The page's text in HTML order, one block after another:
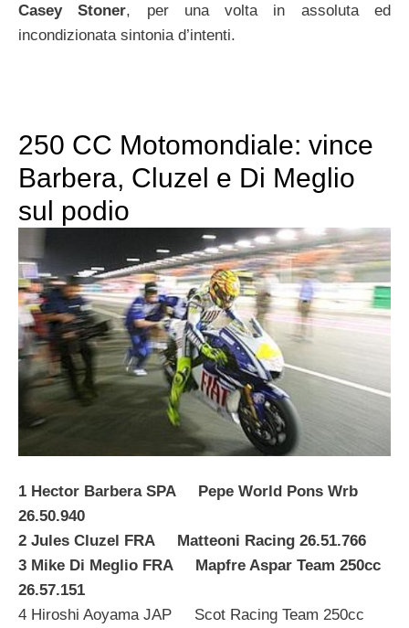
Casey Stoner, per una volta in assoluta ed
incondizionata sintonia d’intenti.
250 CC Motomondiale: vince
Barbera, Cluzel e Di Meglio
sul podio
1 Hector Barbera SPA Pepe World Pons Wrb
26.50.940
2 Jules Cluzel FRA Matteoni Racing 26.51.766
3 Mike Di Meglio FRA Mapfre Aspar Team 250cc
26.57.151
4 Hiroshi Aoyama JAP Scot Racing Team 250cc